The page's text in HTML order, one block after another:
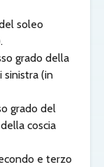
soleo
grado della
sinistra (in
grado del
coscia
e terzo